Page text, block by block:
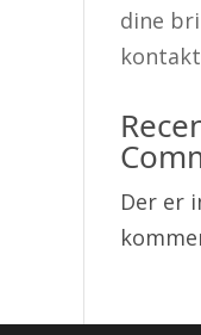
dine
Der er